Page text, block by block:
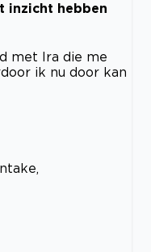
inzicht hebben
met Ira die me
ik nu door kan